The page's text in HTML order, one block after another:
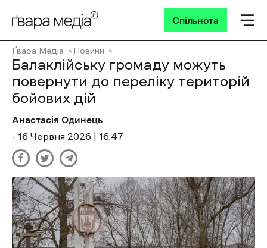
Спільнота
Ґвара Медіа Новини
Балаклійську громаду можуть
повернути до переліку територій
бойових дій
Анастасія Одинець
- 16 Червня 2026 | 16:47